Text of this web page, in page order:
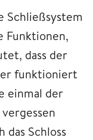
Schließsystem
Funktionen,
dass der
funktioniert
einmal der
das Schloss